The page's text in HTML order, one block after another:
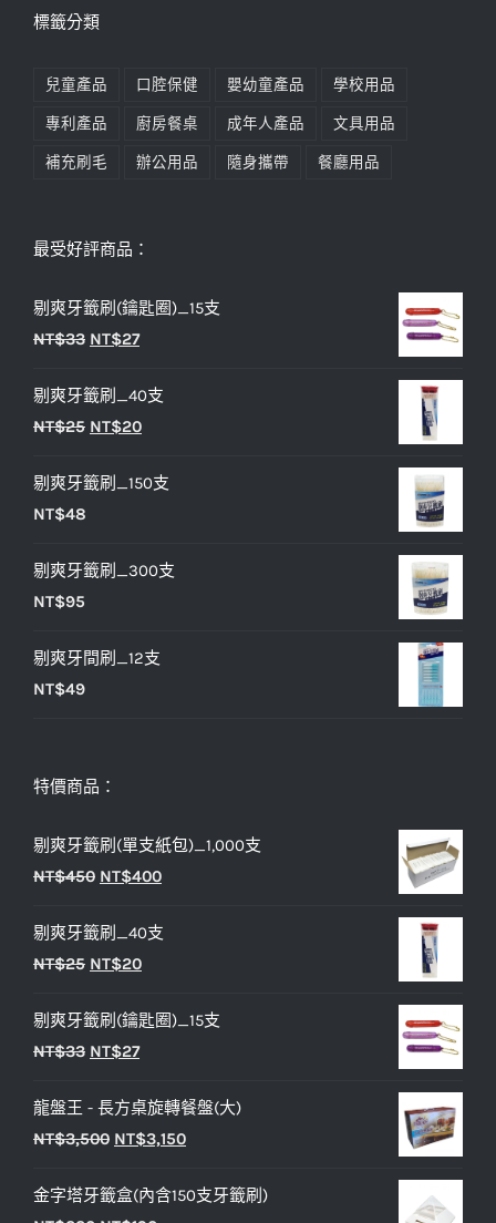
標籤分類
兒童產品 口腔保健 嬰幼童產品 學校用品
專利產品 廚房餐桌 成年人產品 文具用品
補充刷毛 辦公用品 隨身攜帶 餐廳用品
最受好評商品：
剔爽牙籤刷(鑰匙圈)_15支
NT$33 原
價
格：
NT$27目
價
格：
剔爽牙籤刷_40支
NT$25 原
價
NT$20目
價
剔爽牙籤刷_150支
NT$48
剔爽牙籤刷_300支
NT$95
剔爽牙間刷_12支
NT$49
特價商品：
剔爽牙籤刷(單支紙包)_1,000支
NT$450 原
價
格：
NT$400目
價
剔爽牙籤刷_40支
NT$25 原
價
格：
NT$20目
價
剔爽牙籤刷(鑰匙圈)_15支
NT$33 原
價
格：
NT$27目
價
格：
龍盤王 - 長方桌旋轉餐盤(大)
NT$3,500 原
價
NT$3,150目
價
金字塔牙籤盒(內含150支牙籤刷)